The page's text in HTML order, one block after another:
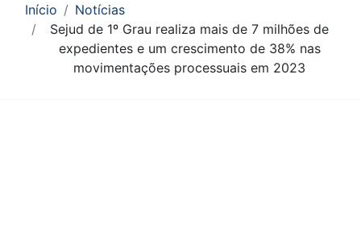
Início
Notícias
Sejud de 1º Grau realiza mais de 7 milhões de
expedientes e um crescimento de 38% nas
movimentações processuais em 2023